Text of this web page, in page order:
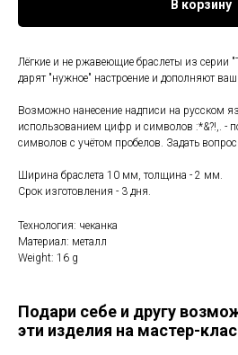
В корзину
Лёгкие и не ржавеющие браслеты из серии
дарят "нужное" настроение и дополняют
Возможно нанесение надписи на русском
использованием цифр и символов :*&?!,. -
символов с учётом пробелов. Задать
Ширина браслета 10 мм, толщина - 2 мм.
Срок изготовления - 3 дня.
Технология: чеканка
Материал: металл
Weight: 16 g
Подари себе и другу
эти изделия на мастер-